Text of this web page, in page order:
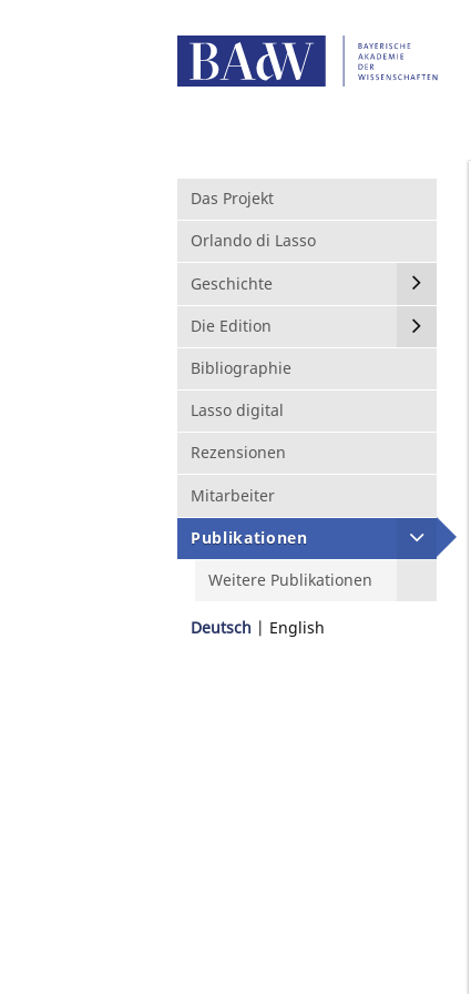
Das Projekt
Orlando di Lasso
Geschichte
Die Edition
Bibliographie
Lasso digital
Rezensionen
Mitarbeiter
Publikationen
Weitere Publikationen
Deutsch English